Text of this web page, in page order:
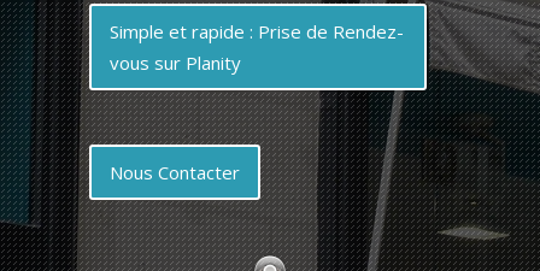
Simple et rapide : Prise de Rendez-
vous sur Planity
Nous Contacter